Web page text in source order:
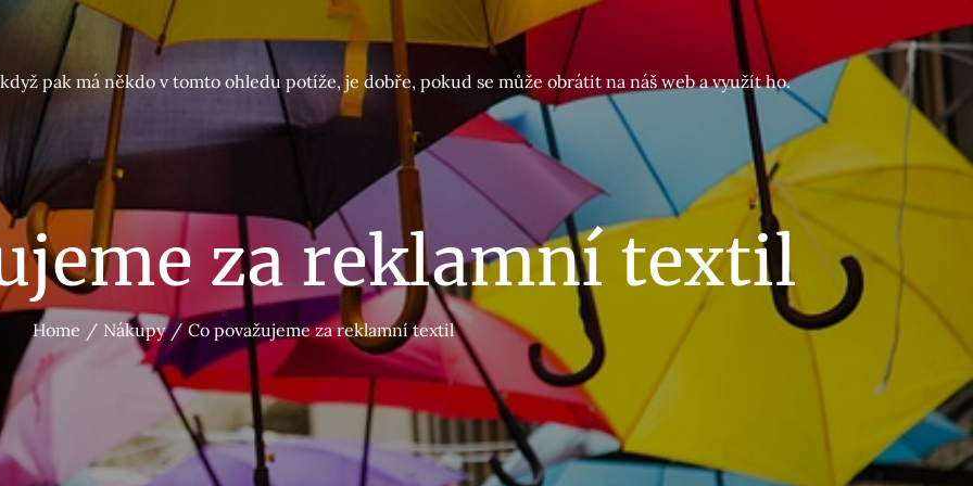
pak má někdo v tomto ohledu potíže, je dobře, pokud se může obrátit na náš web a využít ho.
za reklamní textil
Home Nákupy Co považujeme za reklamní textil